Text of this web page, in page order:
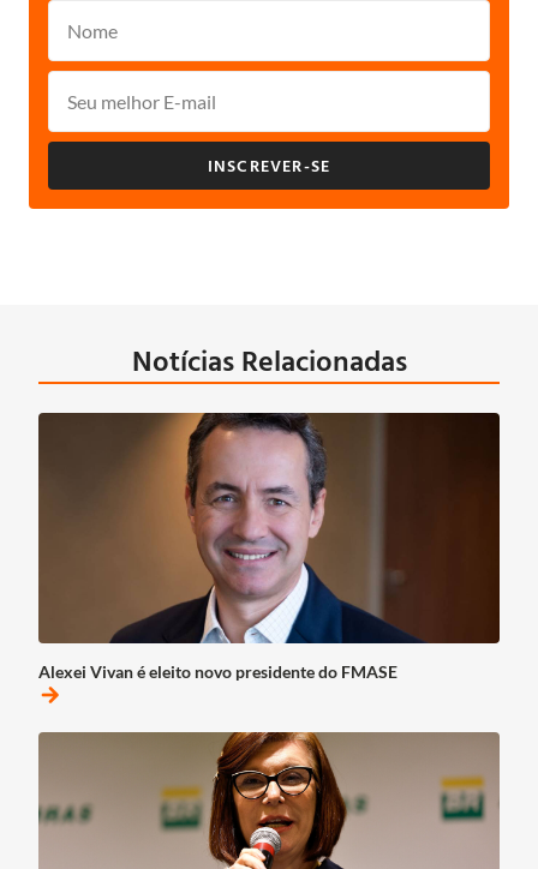
INSCREVER-SE
Notícias Relacionadas
Alexei Vivan é eleito novo presidente do FMASE
arrow_forward